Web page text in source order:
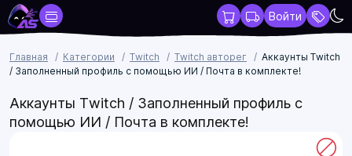
Войти
Главная Категории Twitch Twitch авторег
Аккаунты Twitch
/ Заполненный профиль с помощью ИИ / Почта в комплекте!
Аккаунты Twitch / Заполненный профиль с
помощью ИИ / Почта в комплекте!